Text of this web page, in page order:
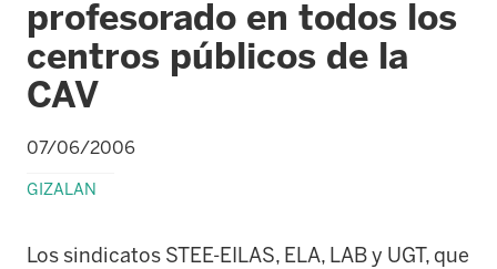
profesorado en todos los
centros públicos de la
CAV
07/06/2006
GIZALAN
Los sindicatos STEE-EILAS, ELA, LAB y UGT, que